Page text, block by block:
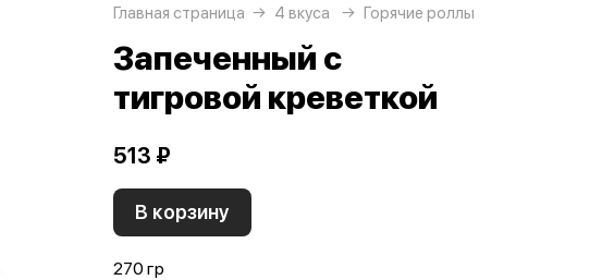
Главная страница 4 вкуса Горячие роллы
Запеченный с
тигровой креветкой
513 ₽
В корзину
270 гр